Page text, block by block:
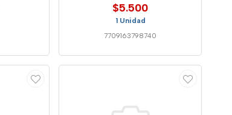
$5.500
1 Unidad
7709163798740